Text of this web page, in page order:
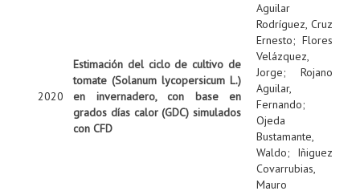
2020
Estimación del ciclo de cultivo de
tomate (Solanum lycopersicum L.)
en invernadero, con base en
grados días calor (GDC) simulados
con CFD
Aguilar
Rodríguez, Cruz
Ernesto; Flores
Velázquez,
Jorge; Rojano
Aguilar,
Fernando;
Ojeda
Bustamante,
Waldo; Iñiguez
Covarrubias,
Mauro